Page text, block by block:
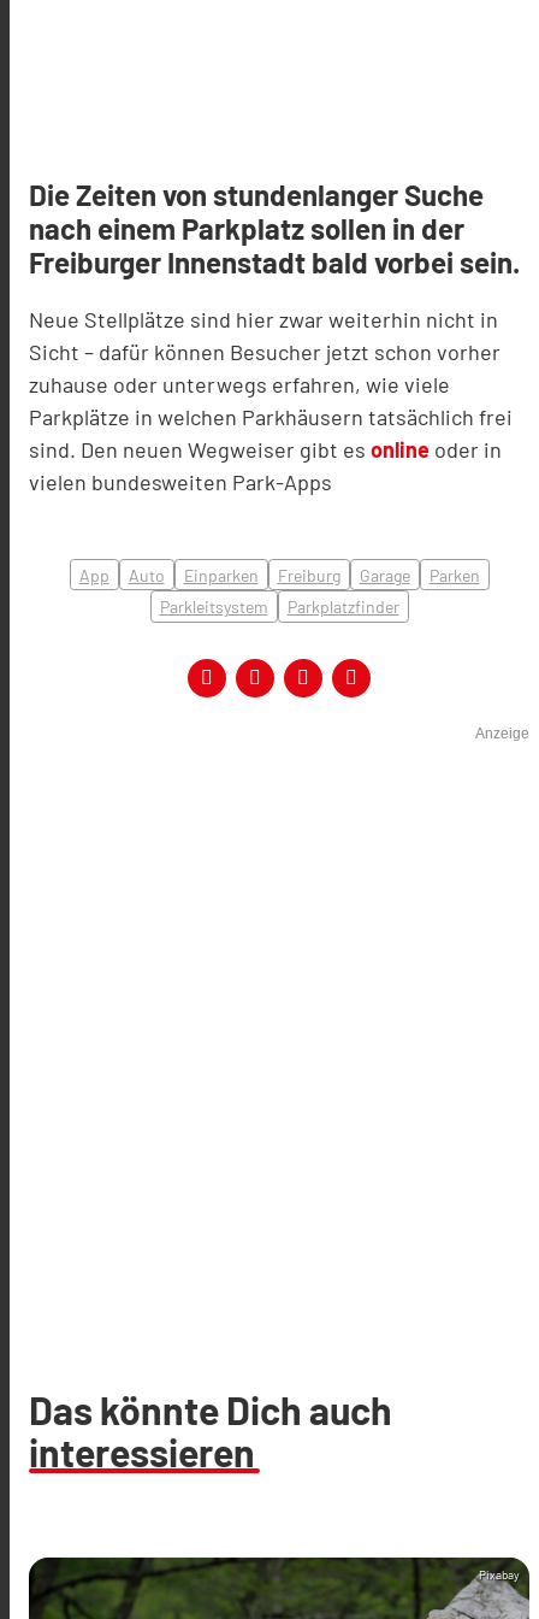
Die Zeiten von stundenlanger Suche
nach einem Parkplatz sollen in der
Freiburger Innenstadt bald vorbei sein.
Neue Stellplätze sind hier zwar weiterhin nicht in
Sicht – dafür können Besucher jetzt schon vorher
zuhause oder unterwegs erfahren, wie viele
Parkplätze in welchen Parkhäusern tatsächlich frei
sind. Den neuen Wegweiser gibt es online oder in
vielen bundesweiten Park-Apps
App Auto Einparken Freiburg Garage
Parken
Parkleitsystem
Parkplatzfinder
Anzeige
Das könnte Dich auch
interessieren
Pixabay